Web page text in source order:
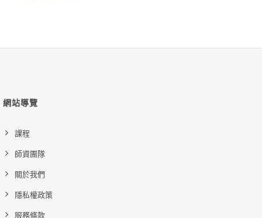
網站導覽
課程
師資團隊
關於我們
隱私權政策
服務條款